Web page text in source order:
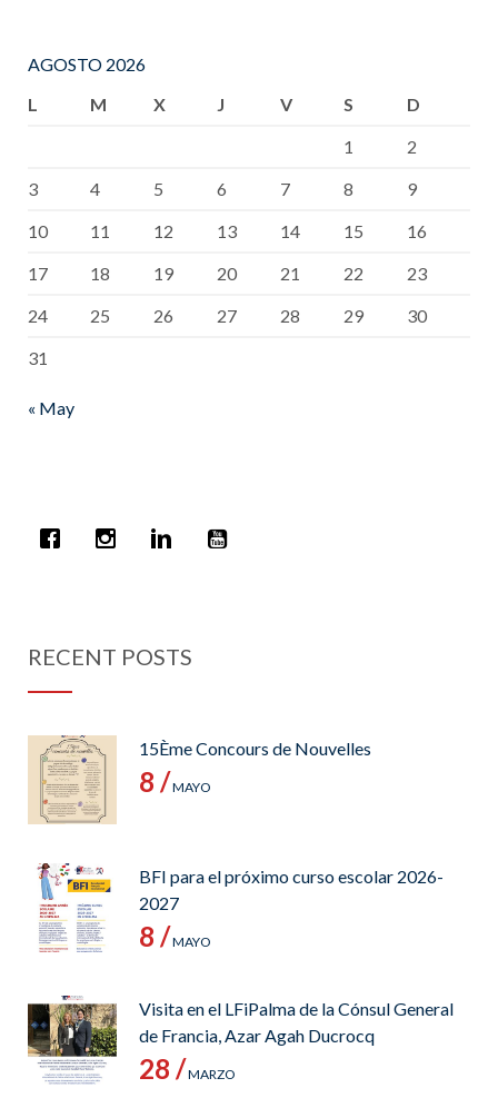
AGOSTO 2026
L
M X J V S
D
1
2
3
4 5 6 7 8
9
10
11 12 13 14 15
16
17
18 19 20 21 22
23
24
25 26 27 28 29
30
31
« May
RECENT POSTS
15Ème Concours de Nouvelles
8 /MAYO
BFI para el próximo curso escolar 2026-
2027
8 /MAYO
Visita en el LFiPalma de la Cónsul General
de Francia, Azar Agah Ducrocq
28 /MARZO